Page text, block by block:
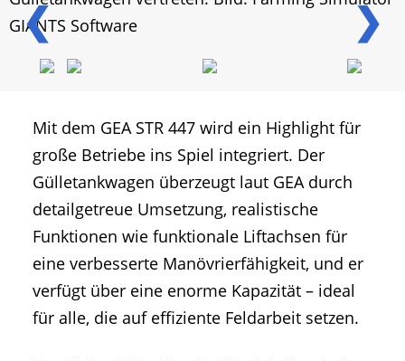
❮ ❯
GIANTS Software
Mit dem GEA STR 447 wird ein Highlight für
große Betriebe ins Spiel integriert. Der
Gülletankwagen überzeugt laut GEA durch
detailgetreue Umsetzung, realistische
Funktionen wie funktionale Liftachsen für
eine verbesserte Manövrierfähigkeit, und er
verfügt über eine enorme Kapazität – ideal
für alle, die auf effiziente Feldarbeit setzen.